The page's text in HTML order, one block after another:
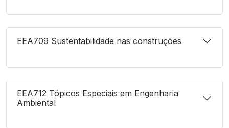
EEA709 Sustentabilidade nas construções
EEA712 Tópicos Especiais em Engenharia
Ambiental